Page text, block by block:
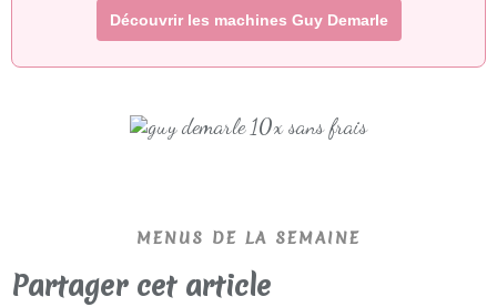
Découvrir les machines Guy Demarle
MENUS DE LA SEMAINE
Partager cet article